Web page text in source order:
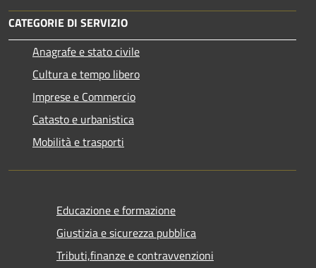
CATEGORIE DI SERVIZIO
Anagrafe e stato civile
Cultura e tempo libero
Imprese e Commercio
Catasto e urbanistica
Mobilità e trasporti
Educazione e formazione
Giustizia e sicurezza pubblica
Tributi,finanze e contravvenzioni